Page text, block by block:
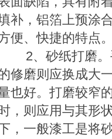
补，铝箔上预涂
便、快捷的特点
2、砂纸打磨。
修磨则应换成大
也好。打磨较窄
，则应用与其形
，一般漆工是将